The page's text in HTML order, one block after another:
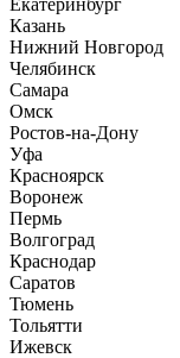
Казань
Нижний Новгород
Челябинск
Самара
Омск
Ростов-на-Дону
Уфа
Красноярск
Воронеж
Пермь
Волгоград
Краснодар
Саратов
Тюмень
Тольятти
Ижевск